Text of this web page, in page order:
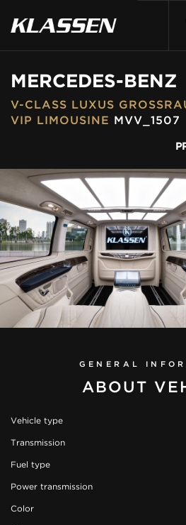
MERCEDES-BENZ
V-CLASS LUXUS
IP LIMOUSINE MVV_1507
GENERAL
ABOUT
Vehicle type
Transmission
Fuel type
Power transmission
Color
VEHICLES
ABOUT US
CONTACT